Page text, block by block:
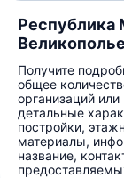
Республика
Получите
общее
организаций
детальные
постройки,
материалы,
название,